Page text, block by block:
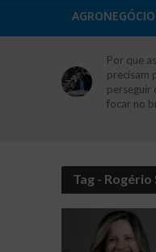
AGRONEGÓCIO
Por que
precisam
perseguir
focar no
Tag - Rogério